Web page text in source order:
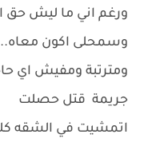
ورغم اني ما ليش حق
وسمحلى اكون معاه..
ومترتبة ومفيش اي
جريمة قتل حصلت
اتمشيت في الشقه